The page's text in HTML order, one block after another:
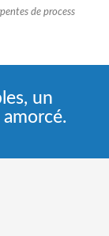
de process
un